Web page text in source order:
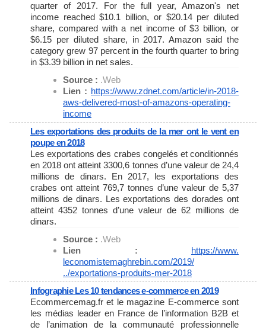
quarter of 2017. For the full year, Amazon's net
income reached $10.1 billion, or $20.14 per diluted
share, compared with a net income of $3 billion, or
$6.15 per diluted share, in 2017. Amazon said the
category grew 97 percent in the fourth quarter to bring
in $3.39 billion in net sales.
Source : .Web
Lien : https://www.zdnet.com/article/in-2018-
aws-delivered-most-of-amazons-operating-
income
Les exportations des produits de la mer ont le vent en
poupe en 2018
Les exportations des crabes congelés et conditionnés
en 2018 ont atteint 3300,6 tonnes d’une valeur de 24,4
millions de dinars. En 2017, les exportations des
crabes ont atteint 769,7 tonnes d’une valeur de 5,37
millions de dinars. Les exportations des dorades ont
atteint 4352 tonnes d’une valeur de 62 millions de
dinars.
Source : .Web
Lien : https://www.
leconomistemaghrebin.com/2019/
../exportations-produits-mer-2018
Infographie Les 10 tendances e-commerce en 2019
Ecommercemag.fr et le magazine E-commerce sont
les médias leader en France de l’information B2B et
de l’animation de la communauté professionnelle